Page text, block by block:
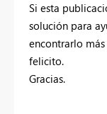
Si esta
solución para
encontrarlo
felicito.
Gracias.